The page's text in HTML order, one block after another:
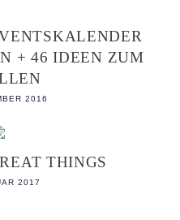
+ 46 IDEEN ZUM
2016
THINGS
2017